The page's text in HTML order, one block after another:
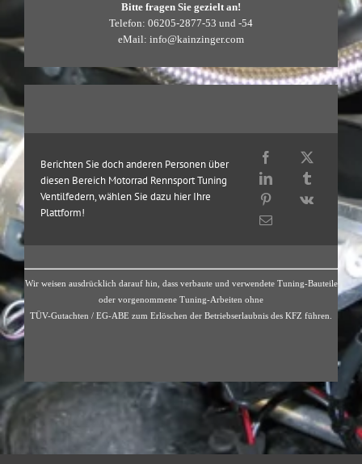
Bitte fragen Sie gezielt an!
Telefon: 06205-2877-53 und -54
eMail: info@kainzinger.com
Berichten Sie doch anderen Personen über
diesen Bereich Motorrad Rennsport Tuning
Ventilfedern, wählen Sie dazu hier Ihre
Plattform!
Wir weisen ausdrücklich darauf hin, dass verbaute und verwendete Tuning-Bauteile
oder vorgenommene Tuning-Arbeiten ohne
TÜV-Gutachten / EG-ABE zum Erlöschen der Betriebserlaubnis des KFZ führen.